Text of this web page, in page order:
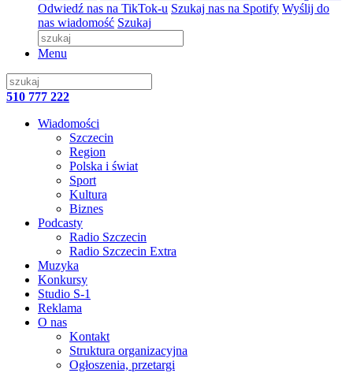
Odwiedź nas na TikTok-u Szukaj nas na Spotify Wyślij do
nas wiadomość Szukaj
Menu
510 777 222
Wiadomości
Szczecin
Region
Polska i świat
Sport
Kultura
Biznes
Podcasty
Radio Szczecin
Radio Szczecin Extra
Muzyka
Konkursy
Studio S-1
Reklama
O nas
Kontakt
Struktura organizacyjna
Ogłoszenia, przetargi